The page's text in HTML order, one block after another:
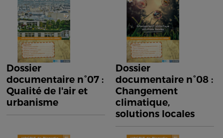
Dossier
documentaire n°07 :
Qualité de l'air et
urbanisme
Dossier
documentaire n°08 :
Changement
climatique,
solutions locales